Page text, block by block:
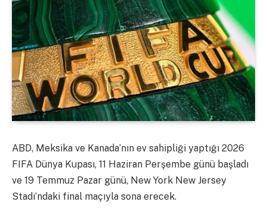
ABD, Meksika ve Kanada’nın ev sahipliği yaptığı 2026
FIFA Dünya Kupası, 11 Haziran Perşembe günü başladı
ve 19 Temmuz Pazar günü, New York New Jersey
Stadı’ndaki final maçıyla sona erecek.